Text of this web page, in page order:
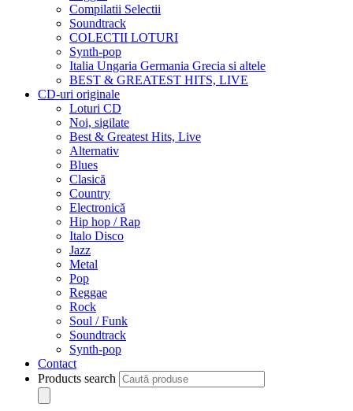
Compilatii Selectii
Soundtrack
COLECTII LOTURI
Synth-pop
Italia Ungaria Germania Grecia si altele
BEST & GREATEST HITS, LIVE
CD-uri originale
Loturi CD
Noi, sigilate
Best & Greatest Hits, Live
Alternativ
Blues
Clasică
Country
Electronică
Hip hop / Rap
Italo Disco
Jazz
Metal
Pop
Reggae
Rock
Soul / Funk
Soundtrack
Synth-pop
Contact
Products search